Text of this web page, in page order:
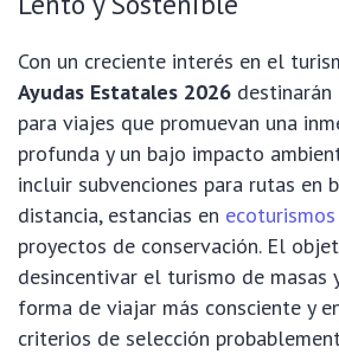
Con un creciente interés en el
Ayudas Estatales 2026
para viajes que promuevan una
profunda y un bajo impacto
incluir subvenciones para rutas en
distancia, estancias en
proyectos de conservación. El
desincentivar el turismo de masas
forma de viajar más consciente y
criterios de selección